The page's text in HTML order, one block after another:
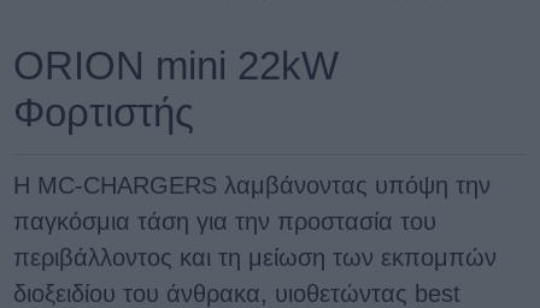
ORION mini 22kW
Φορτιστής
Η MC-CHARGERS λαμβάνοντας υπόψη την
παγκόσμια τάση για την προστασία του
περιβάλλοντος και τη μείωση των εκπομπών
διοξειδίου του άνθρακα, υιοθετώντας best